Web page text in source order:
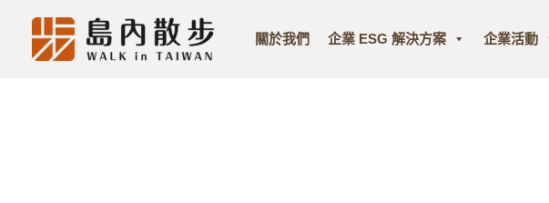
Skip
關於我們 企業 ESG 解決方案 企業活動